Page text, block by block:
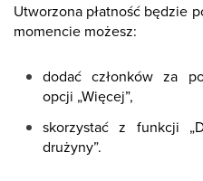
Utworzona płatność będzie
momencie możesz:
dodać członków za
opcji „Więcej”,
skorzystać z funkcji
drużyny”.